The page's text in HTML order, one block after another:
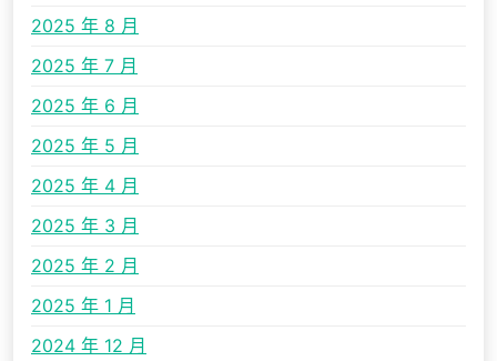
2025 年 8 月
2025 年 7 月
2025 年 6 月
2025 年 5 月
2025 年 4 月
2025 年 3 月
2025 年 2 月
2025 年 1 月
2024 年 12 月